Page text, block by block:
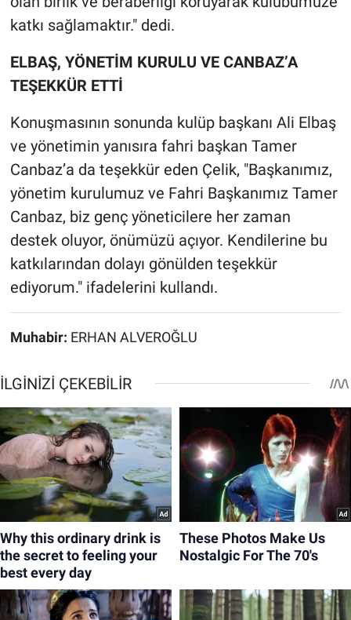
katkı sağlamaktır." dedi.
ELBAŞ, YÖNETİM KURULU VE CANBAZ’A
TEŞEKKÜR ETTİ
Konuşmasının sonunda kulüp başkanı Ali Elbaş
ve yönetimin yanısıra fahri başkan Tamer
Canbaz’a da teşekkür eden Çelik, "Başkanımız,
yönetim kurulumuz ve Fahri Başkanımız Tamer
Canbaz, biz genç yöneticilere her zaman
destek oluyor, önümüzü açıyor. Kendilerine bu
katkılarından dolayı gönülden teşekkür
ediyorum." ifadelerini kullandı.
Muhabir: ERHAN ALVEROĞLU